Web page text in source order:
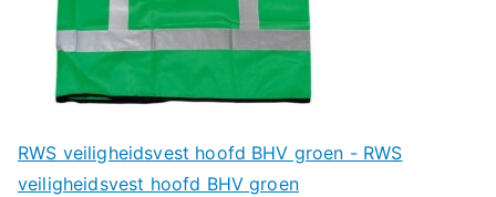
RWS veiligheidsvest hoofd BHV groen - RWS
veiligheidsvest hoofd BHV groen